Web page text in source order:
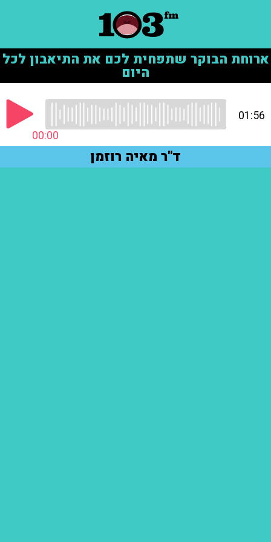
ארוחת הבוקר שתפחית לכם את התיאבון לכל
היום
00:00
01:56
ד"ר מאיה רוזמן